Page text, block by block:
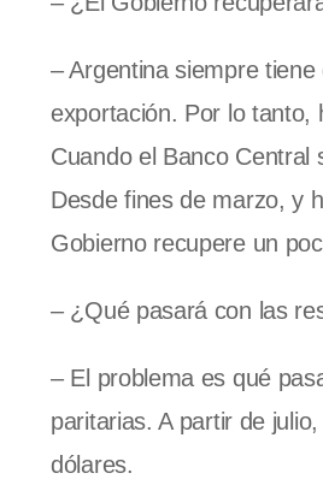
– Argentina siempre
exportación. Por lo tanto,
Cuando el Banco Central
Desde fines de marzo, y
Gobierno recupere un
– ¿Qué pasará con las
– El problema es qué
paritarias. A partir de
dólares.